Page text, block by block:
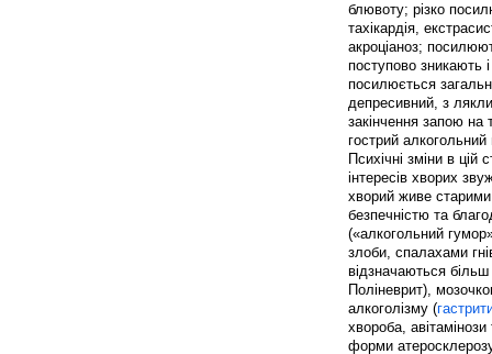
блювоту; різко
тахікардія,
акроціаноз;
поступово зникають
посилюється
депресивний, з
закінчення запою на
гострий алкогольний
Психічні зміни в цій
інтересів хворих
хворий живе старими
безпечністю та
(«алкогольний
злоби, спалахами
відзначаються
Поліневрит),
алкоголізму (
хвороба,
форми атеросклерозу